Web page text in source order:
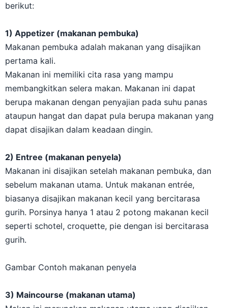
berikut:
1) Appetizer (makanan pembuka)
Makanan pembuka adalah makanan yang disajikan
pertama kali.
Makanan ini memiliki cita rasa yang mampu
membangkitkan selera makan. Makanan ini dapat
berupa makanan dengan penyajian pada suhu panas
ataupun hangat dan dapat pula berupa makanan yang
dapat disajikan dalam keadaan dingin.
2) Entree (makanan penyela)
Makanan ini disajikan setelah makanan pembuka, dan
sebelum makanan utama. Untuk makanan entrée,
biasanya disajikan makanan kecil yang bercitarasa
gurih. Porsinya hanya 1 atau 2 potong makanan kecil
seperti schotel, croquette, pie dengan isi bercitarasa
gurih.
Gambar Contoh makanan penyela
3) Maincourse (makanan utama)